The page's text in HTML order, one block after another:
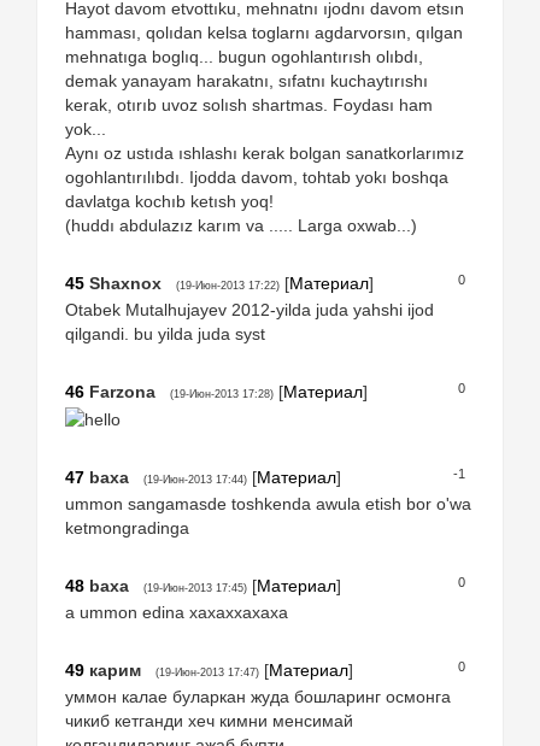
Hayot davom etvottıku, mehnatnı ıjodnı davom etsın
hamması, qolıdan kelsa toglarnı agdarvorsın, qılgan
mehnatıga boglıq... bugun ogohlantırısh olıbdı,
demak yanayam harakatnı, sıfatnı kuchaytırıshı
kerak, otırıb uvoz solısh shartmas. Foydası ham
yok...
Aynı oz ustıda ıshlashı kerak bolgan sanatkorlarımız
ogohlantırılıbdı. Ijodda davom, tohtab yokı boshqa
davlatga kochıb ketısh yoq!
(huddı abdulazız karım va ..... Larga oxwab...)
0
45 Shaxnox (19-Июн-2013 17:22) [Материал]
Otabek Mutalhujayev 2012-yilda juda yahshi ijod
qilgandi. bu yilda juda syst
0
46 Farzona (19-Июн-2013 17:28) [Материал]
-1
47 baxa (19-Июн-2013 17:44) [Материал]
ummon sangamasde toshkenda awula etish bor o'wa
ketmongradinga
0
48 baxa (19-Июн-2013 17:45) [Материал]
a ummon edina xaxaxxaxaxa
0
49 карим (19-Июн-2013 17:47) [Материал]
уммон калае буларкан жуда бошларинг осмонга
чикиб кетганди хеч кимни менсимай